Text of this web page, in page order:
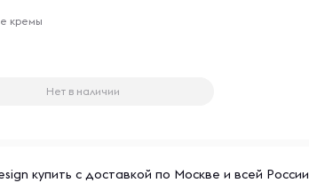
кремы
Нет в наличии
купить с доставкой по Москве и всей